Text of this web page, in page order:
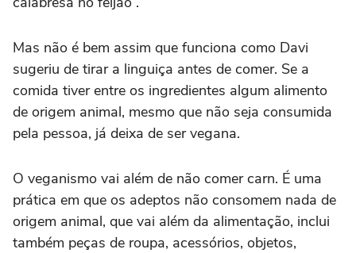
Mas não é bem assim que funciona como Davi
sugeriu de tirar a linguiça antes de comer. Se a
comida tiver entre os ingredientes algum alimento
de origem animal, mesmo que não seja consumida
pela pessoa, já deixa de ser vegana.
O veganismo vai além de não comer carn. É uma
prática em que os adeptos não consomem nada de
origem animal, que vai além da alimentação, inclui
também peças de roupa, acessórios, objetos,